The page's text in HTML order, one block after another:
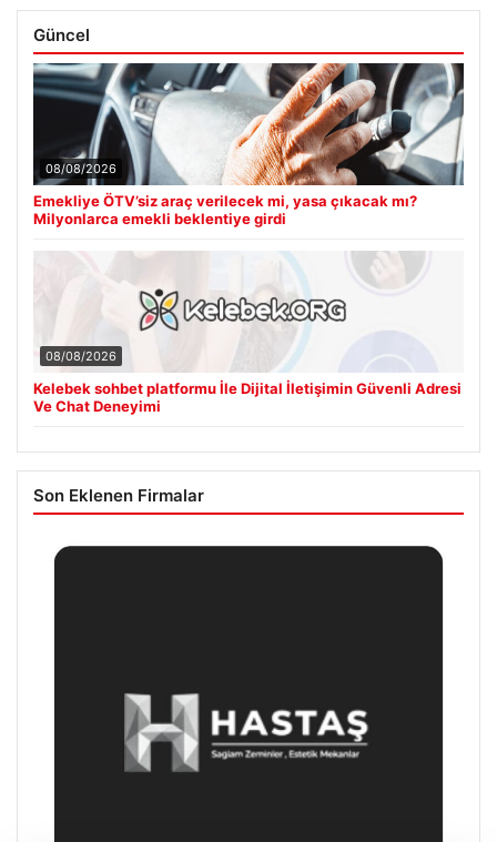
Güncel
08/08/2026
Emekliye ÖTV’siz araç verilecek mi, yasa çıkacak mı?
Milyonlarca emekli beklentiye girdi
08/08/2026
Kelebek sohbet platformu İle Dijital İletişimin Güvenli Adresi
Ve Chat Deneyimi
Son Eklenen Firmalar